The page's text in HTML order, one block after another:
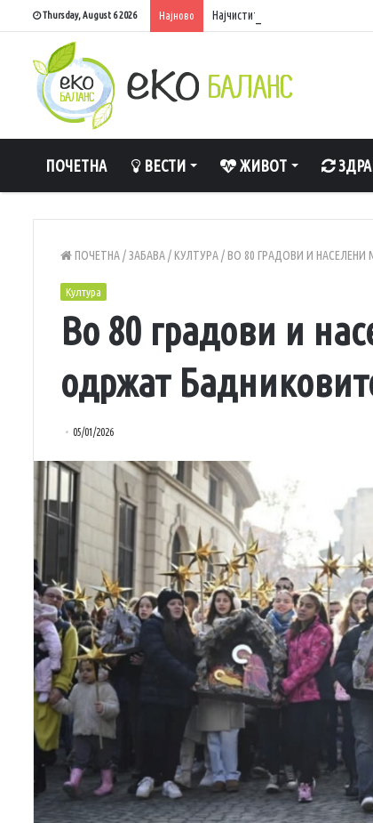
Thursday, August 6 2026 Најново Најчистите реки во Македонија
ПОЧЕТНА ВЕСТИ ЖИВОТ
ПОЧЕТНА/ЗАБАВА/ КУЛТУРА/ ВО 80 ГРАДОВИ И
Култура
Во 80 градови и
одржат
05/01/2026